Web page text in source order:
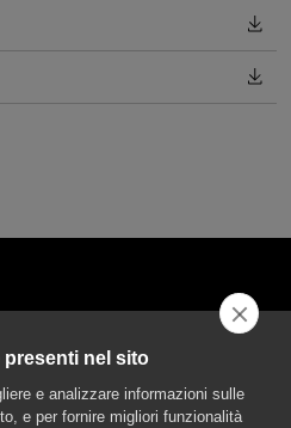
presenti nel sito
e analizzare informazioni sulle
e per fornire migliori funzionalità